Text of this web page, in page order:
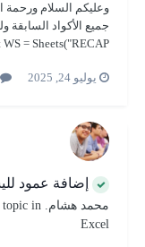
وعليكم السلام ورحمة
= Sheets("RECAP...
يوليو 24, 2025
إضافة عمود
محمد هشام. topic in
Excel